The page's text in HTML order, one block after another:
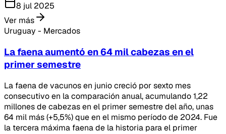
8 jul 2025
Ver más
Uruguay - Mercados
La faena aumentó en 64 mil cabezas en el
primer semestre
La faena de vacunos en junio creció por sexto mes
consecutivo en la comparación anual, acumulando 1,22
millones de cabezas en el primer semestre del año, unas
64 mil más (+5,5%) que en el mismo período de 2024. Fue
la tercera máxima faena de la historia para el primer